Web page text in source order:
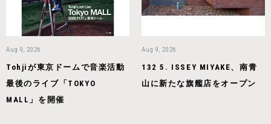
Aug 9, 2026
Tohjiが東京ドームで音楽活動
最後のライブ「TOKYO
MALL」を開催
Aug 9, 2026
132 5. ISSEY MIYAKE、南青
山に新たな旗艦店をオープン